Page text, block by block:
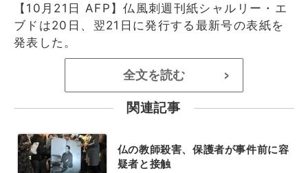
【10月21日 AFP】仏風刺週刊紙シャルリー・エ
ブドは20日、翌21日に発行する最新号の表紙を
発表した。
全文を読む >
関連記事
仏の教師殺害、保護者が事件前に容
疑者と接触